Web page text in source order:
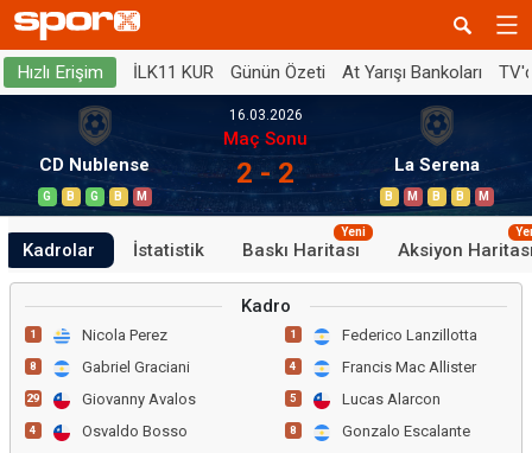
Hızlı Erişim İLK11 KUR Günün Özeti At Yarışı Bankoları
CD Nublense
G B G B M
16.03.2026
Maç Sonu
2 - 2 La Serena
B M B B M
Kadrolar İstatistik Baskı Haritası
Yeni
Aksiyon
Kadro
1 Nicola Perez
8 Gabriel Graciani
29 Giovanny Avalos
4 Osvaldo Bosso
1 Federico Lanzillotta
4 Francis Mac Allister
5 Lucas Alarcon
8 Gonzalo Escalante